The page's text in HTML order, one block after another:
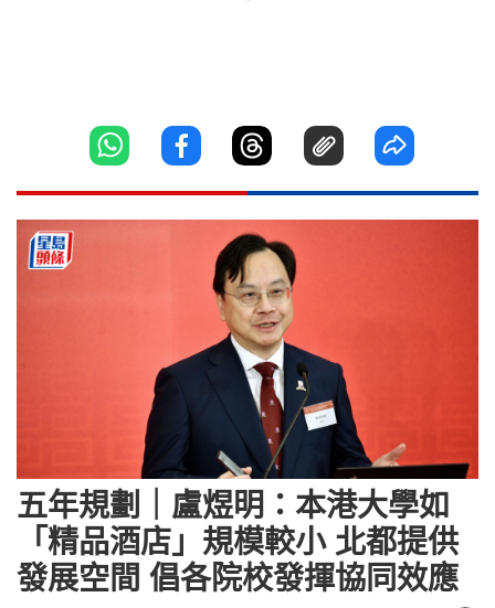
五年規劃｜盧煜明：本港大學如
「精品酒店」規模較小 北都提供
發展空間 倡各院校發揮協同效應